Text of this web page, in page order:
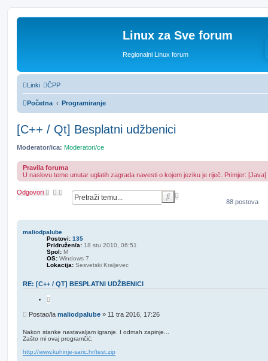
Linux za Sve forum
Regionalni Linux forum
Linki ČPP
Početna Programiranje
[C++ / Qt] Besplatni udžbenici
Moderator/ica: Moderatori/ce
Pravila foruma
U naslovu teme unutar uglatih zagrada navesti o kojem jeziku je riječ. Primjer: [Java]
Odgovori
P
r
t
N
r
88 postova
maliodpalube
Postovi: 135
Pridružen/a: 18 stu 2010, 06:51
Spol: M
OS: Windows 7
Lokacija: Sesvetski Kraljevec
RE: [C++ / QT] BESPLATNI UDŽBENICI
i
t
i
a
j
P
s
t
Postao/la maliodpalube » 11 tra 2016, 17:26
Nakon stanke nastavaljam igranje. I odmah zapinje...
Zašto mi ovaj programčić:
http://www.kuhinje-saric.hr/test.zip